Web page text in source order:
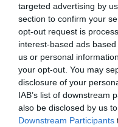
targeted advertising by
section to confirm your
opt-out request is
interest-based ads
us or personal
your opt-out. You may
disclosure of your
IAB’s list of downstream
also be disclosed by us
Downstream Participants
Rólunk:
Az
Kapcsolat